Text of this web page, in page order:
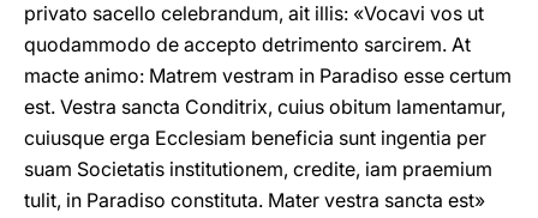
privato sacello celebrandum, ait illis: «Vocavi vos ut
quodammodo de accepto detrimento sarcirem. At
macte animo: Matrem vestram in Paradiso esse certum
est. Vestra sancta Conditrix, cuius obitum lamentamur,
cuiusque erga Ecclesiam beneficia sunt ingentia per
suam Societatis institutionem, credite, iam praemium
tulit, in Paradiso constituta. Mater vestra sancta est»